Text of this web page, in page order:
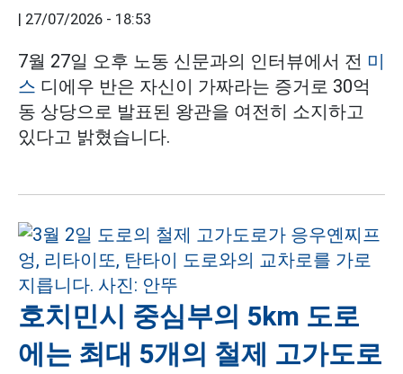
| 27/07/2026 - 18:53
7월 27일 오후 노동 신문과의 인터뷰에서 전 미
스 디에우 반은 자신이 가짜라는 증거로 30억
동 상당으로 발표된 왕관을 여전히 소지하고
있다고 밝혔습니다.
호치민시 중심부의 5km 도로
에는 최대 5개의 철제 고가도로